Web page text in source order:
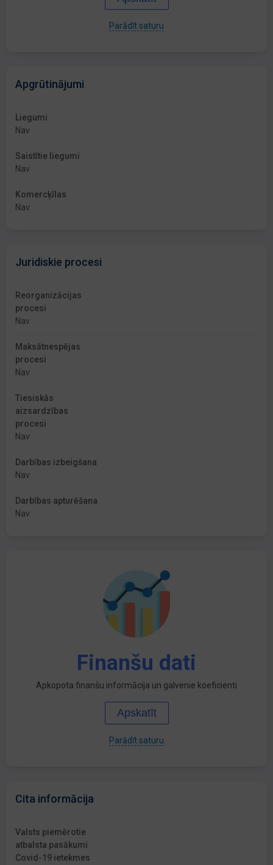
Parādīt saturu
Apgrūtinājumi
Liegumi
Nav
Saistītie liegumi
Nav
Komercķīlas
Nav
Juridiskie procesi
Reorganizācijas
procesi
Nav
Maksātnespējas
procesi
Nav
Tiesiskās
aizsardzības
procesi
Nav
Darbības izbeigšana
Nav
Darbības apturēšana
Nav
Finanšu dati
Apkopota finanšu informācija un galvenie koeficienti
Apskatīt
Parādīt saturu
Cita informācija
Valsts piemērotie
atbalsta pasākumi
Covid-19 ietekmes